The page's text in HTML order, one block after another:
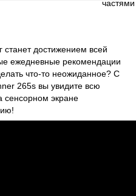
достижением всей
ежедневные рекомендации
что-то неожиданное? С
265s вы увидите всю
экране